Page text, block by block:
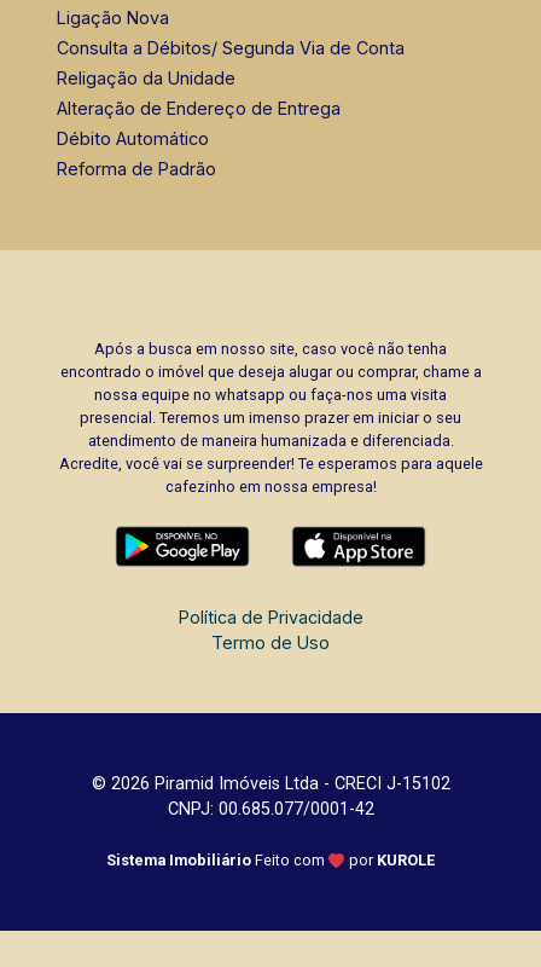
Ligação Nova
Consulta a Débitos/ Segunda Via de Conta
Religação da Unidade
Alteração de Endereço de Entrega
Débito Automático
Reforma de Padrão
Após a busca em nosso site, caso você não tenha
encontrado o imóvel que deseja alugar ou comprar, chame a
nossa equipe no whatsapp ou faça-nos uma visita
presencial. Teremos um imenso prazer em iniciar o seu
atendimento de maneira humanizada e diferenciada.
Acredite, você vai se surpreender! Te esperamos para aquele
cafezinho em nossa empresa!
Política de Privacidade
Termo de Uso
© 2026 Piramid Imóveis Ltda - CRECI J-15102
CNPJ: 00.685.077/0001-42
Sistema Imobiliário Feito com por KUROLE